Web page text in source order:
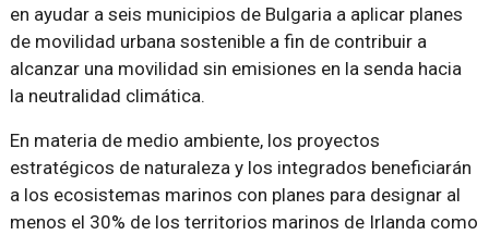
en ayudar a seis municipios de Bulgaria a aplicar planes
de movilidad urbana sostenible a fin de contribuir a
alcanzar una movilidad sin emisiones en la senda hacia
la neutralidad climática.
En materia de medio ambiente, los proyectos
estratégicos de naturaleza y los integrados beneficiarán
a los ecosistemas marinos con planes para designar al
menos el 30% de los territorios marinos de Irlanda como